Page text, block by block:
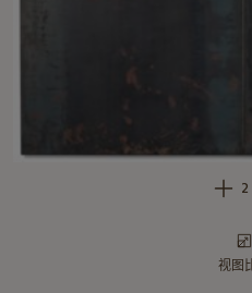
2
视图